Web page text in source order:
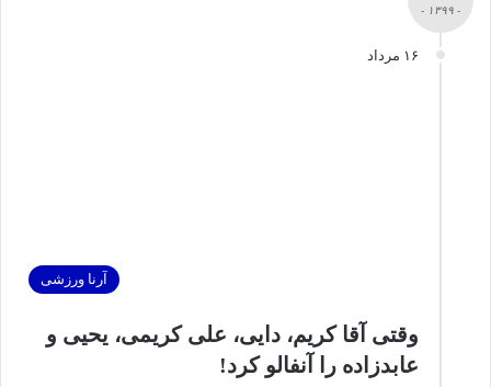
- ۱۳۹۹ -
۱۶ مرداد
آرنا ورزشی
وقتی آقا کریم، دایی، علی کریمی، یحیی و
عابدزاده را آنفالو کرد!